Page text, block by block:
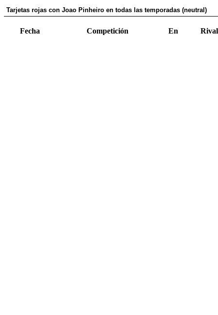
Tarjetas rojas con Joao Pinheiro en todas las temporadas (neutral)
Fecha Competición En Rival